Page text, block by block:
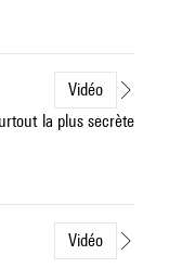
Vidéo
la plus secrète
Vidéo